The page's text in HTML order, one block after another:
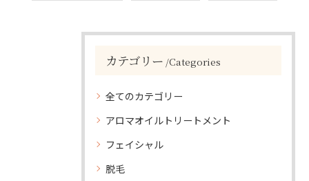
カテゴリー Categories
全てのカテゴリー
アロマオイルトリートメント
フェイシャル
脱毛